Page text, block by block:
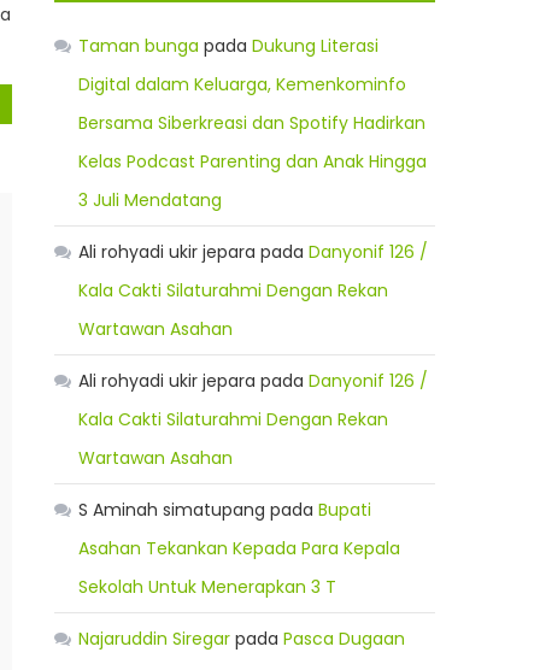
Taman bunga padaDukung Literasi
Digital dalam Keluarga, Kemenkominfo
Bersama Siberkreasi dan Spotify Hadirkan
Kelas Podcast Parenting dan Anak Hingga
3 Juli Mendatang
Ali rohyadi ukir jepara padaDanyonif 126 /
Kala Cakti Silaturahmi Dengan Rekan
Wartawan Asahan
Ali rohyadi ukir jepara padaDanyonif 126 /
Kala Cakti Silaturahmi Dengan Rekan
Wartawan Asahan
S Aminah simatupang padaBupati
Asahan Tekankan Kepada Para Kepala
Sekolah Untuk Menerapkan 3 T
Najaruddin Siregar padaPasca Dugaan